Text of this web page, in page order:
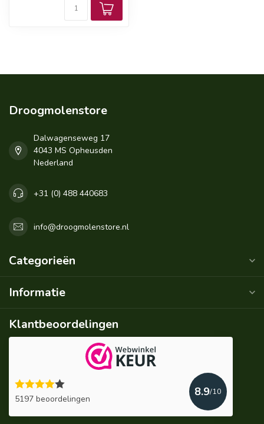
Droogmolenstore
Dalwagenseweg 17
4043 MS Opheusden
Nederland
+31 (0) 488 440683
info@droogmolenstore.nl
Categorieën
Informatie
Klantbeoordelingen
5197 beoordelingen
8.9/10